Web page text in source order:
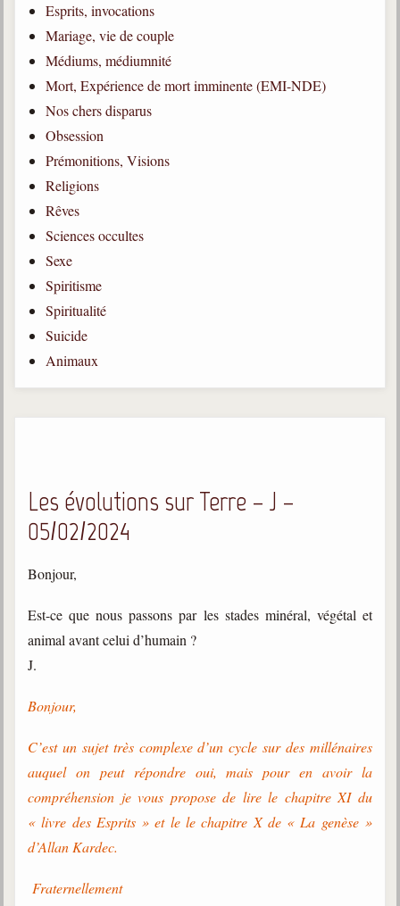
Médiums
Les hommes
Les fondateurs
1804-1869
1846-1927
1857-1926
1910-2002
1927-2025
Bibliothèque
Journal trimestriel
Sujets du mois
séance d'aide spirituelle
Diaporamas
Powerpoints
Enseignement
Cours dispensés au Centre
L'Agora
Esprits, invocations
Mariage, vie de couple
Médiums, médiumnité
Mort, Expérience de mort imminente (EMI-NDE)
Nos chers disparus
Obsession
Prémonitions, Visions
Religions
Rêves
Sciences occultes
Sexe
Spiritisme
Spiritualité
Suicide
Animaux
Les évolutions sur Terre – J –
05/02/2024
Bonjour,
Est-ce que nous passons par les stades minéral, végétal et
animal avant celui d’humain ?
J.
Bonjour,
C’est un sujet très complexe d’un cycle sur des millénaires
auquel on peut répondre oui, mais pour en avoir la
compréhension je vous propose de lire le chapitre XI du
« livre des Esprits » et le le chapitre X de « La genèse »
d’Allan Kardec.
Fraternellement